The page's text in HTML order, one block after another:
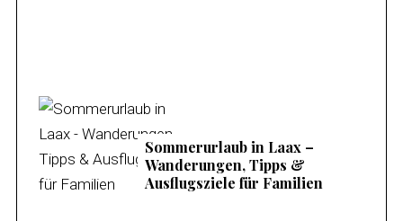
Sommerurlaub in Laax –
Wanderungen, Tipps &
Ausflugsziele für Familien